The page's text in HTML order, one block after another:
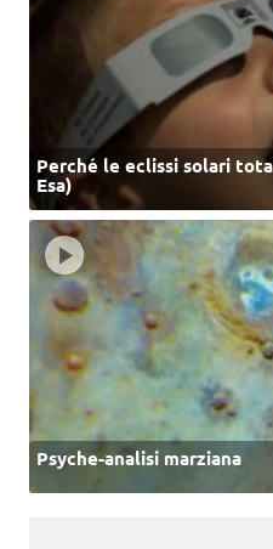
Perché le eclissi solari
Esa)
Psyche-analisi marziana